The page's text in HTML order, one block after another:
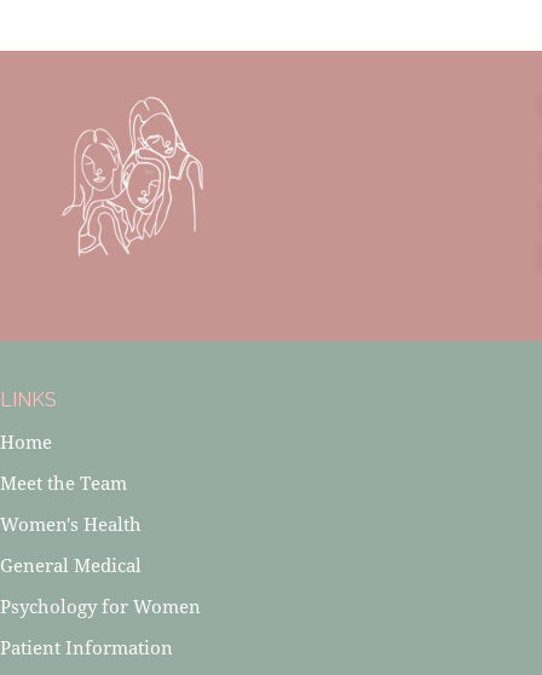
LINKS
Home
Meet the Team
Women's Health
General Medical
Psychology for Women
Patient Information